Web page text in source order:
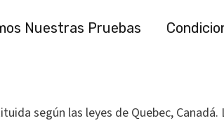
Nuestras Pruebas
según las leyes de Quebec,